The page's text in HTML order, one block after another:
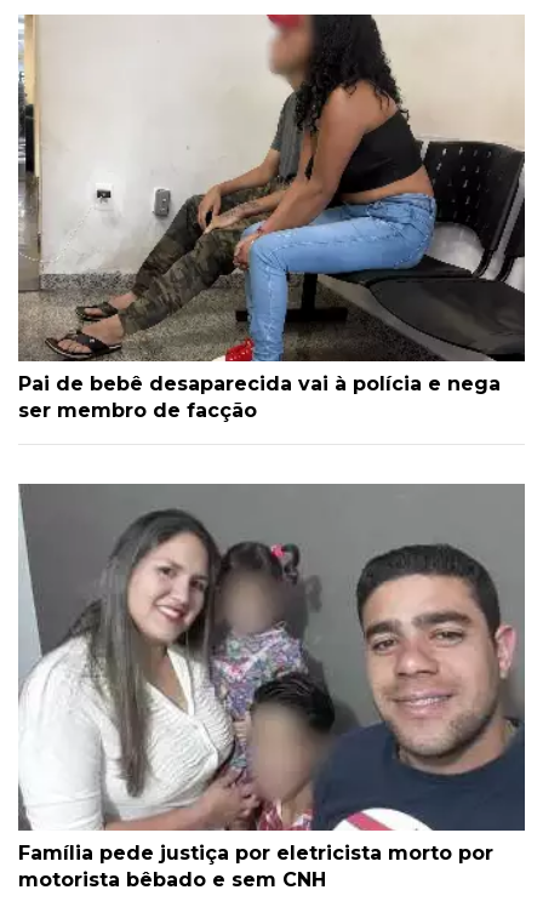
Pai de bebê desaparecida vai à polícia e nega
ser membro de facção
Família pede justiça por eletricista morto por
motorista bêbado e sem CNH